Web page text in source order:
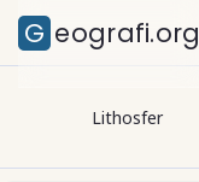
Geografi.org
Lithosfer